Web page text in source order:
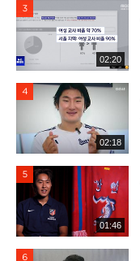
02:20
02:18
01:46